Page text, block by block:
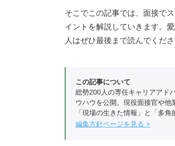
そこでこの記事では、面接で
イントを解説していきます。
人はぜひ最後まで読んでくださ
この記事について
総勢200人の専任キャリアアド
ウハウを公開。現役面接官や他
「現場の生きた情報」と「多
編集方針ページを見る